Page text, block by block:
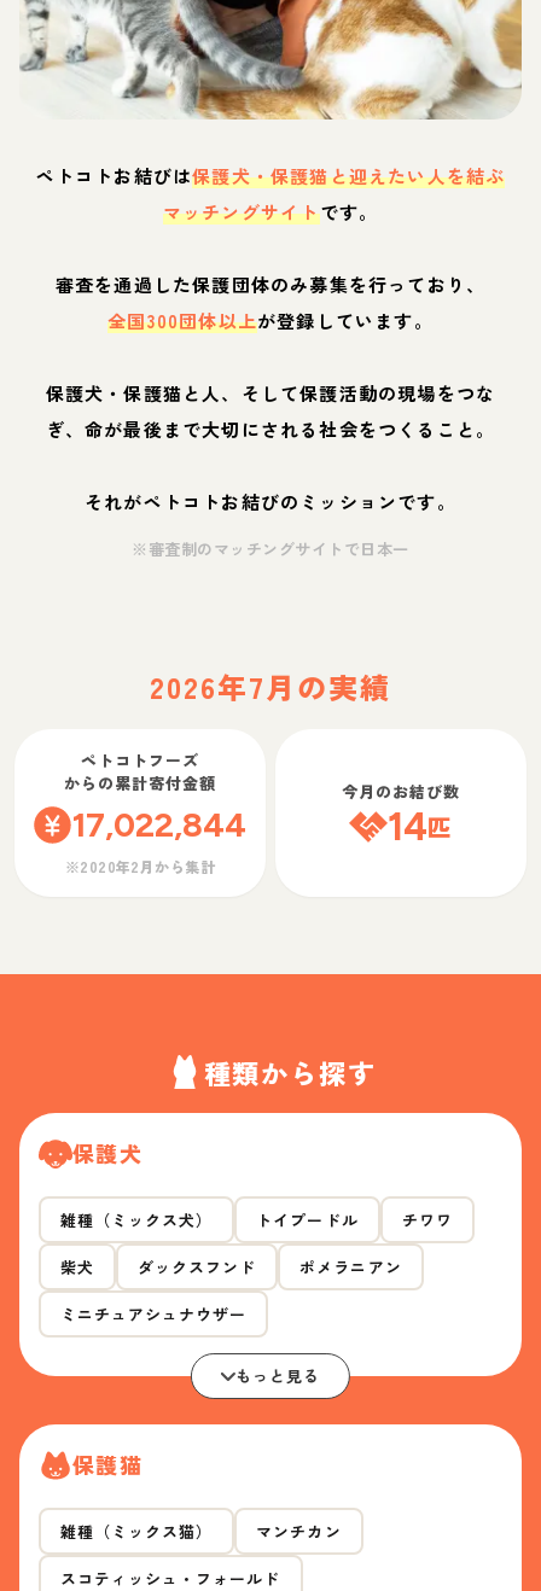
ペトコトお結びは保護犬・保護猫と迎えたい人を結ぶ
マッチングサイトです。
審査を通過した保護団体のみ募集を行っており、
全国300団体以上が登録しています。
保護犬・保護猫と人、そして保護活動の現場をつな
ぎ、命が最後まで大切にされる社会をつくること。
それがペトコトお結びのミッションです。
※審査制のマッチングサイトで日本一
2026年7月の実績
ペトコトフーズ
からの累計寄付金額
17,022,844
※2020年2月から集計
今月のお結び数
14匹
種類から探す
保護犬
雑種（ミックス犬） トイプードル チワワ
柴犬 ダックスフンド ポメラニアン
ミニチュアシュナウザー
もっと見る
保護猫
雑種（ミックス猫） マンチカン
スコティッシュ・フォールド